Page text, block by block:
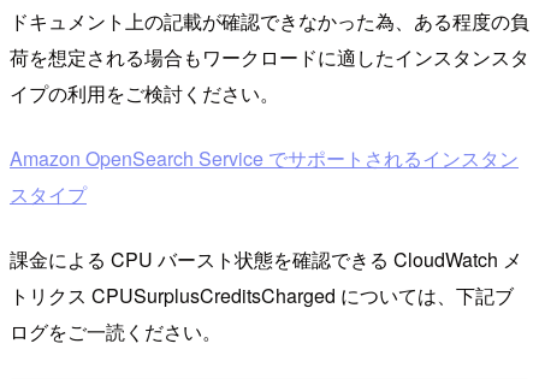
ドキュメント上の記載が確認できなかった為、ある程度の負
荷を想定される場合もワークロードに適したインスタンスタ
イプの利用をご検討ください。
Amazon OpenSearch Service でサポートされるインスタン
スタイプ
課金による CPU バースト状態を確認できる CloudWatch メ
トリクス CPUSurplusCreditsCharged については、下記ブ
ログをご一読ください。